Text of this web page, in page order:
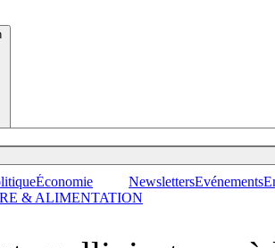
Économie NewslettersEvénements
& ALIMENTATION